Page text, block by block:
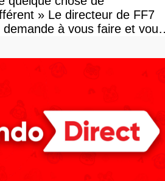
» Le directeur de FF7
demande à vous faire et vous